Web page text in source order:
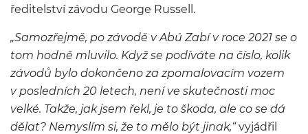
ředitelství závodu George Russell.
„Samozřejmě, po závodě v Abú Zabí v roce 2021 se o
tom hodně mluvilo. Když se podíváte na číslo, kolik
závodů bylo dokončeno za zpomalovacím vozem
v posledních 20 letech, není ve skutečnosti moc
velké. Takže, jak jsem řekl, je to škoda, ale co se dá
dělat? Nemyslím si, že to mělo být jinak,“vyjádřil